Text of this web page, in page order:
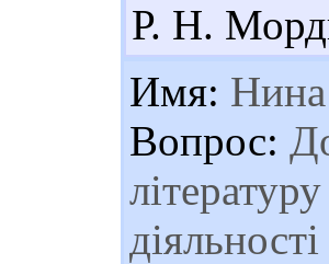
Р. Н.
Имя: Нина
Вопрос: